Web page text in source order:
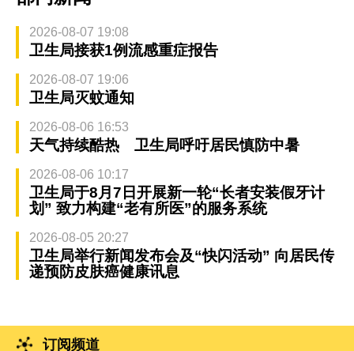
2026-08-07 19:08
卫生局接获1例流感重症报告
2026-08-07 19:06
卫生局灭蚊通知
2026-08-06 16:53
天气持续酷热 卫生局呼吁居民慎防中暑
2026-08-06 10:17
卫生局于8月7日开展新一轮“长者安装假牙计
划” 致力构建“老有所医”的服务系统
2026-08-05 20:27
卫生局举行新闻发布会及“快闪活动” 向居民传
递预防皮肤癌健康讯息
订阅频道